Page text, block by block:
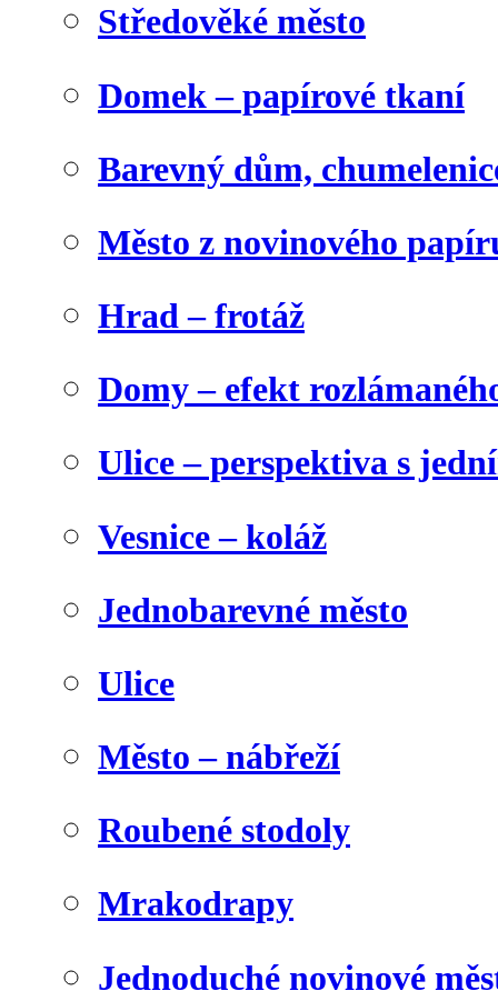
Středověké město
Domek – papírové tkaní
Barevný dům,
Město z novinového
Hrad – frotáž
Domy – efekt
Ulice – perspektiva s
Vesnice – koláž
Jednobarevné město
Ulice
Město – nábřeží
Roubené stodoly
Mrakodrapy
Jednoduché novinové